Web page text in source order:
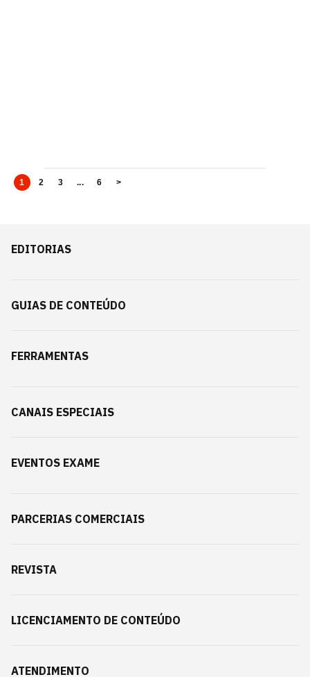
1 2 3 ... 6 >
EDITORIAS
GUIAS DE CONTEÚDO
FERRAMENTAS
CANAIS ESPECIAIS
EVENTOS EXAME
PARCERIAS COMERCIAIS
REVISTA
LICENCIAMENTO DE CONTEÚDO
ATENDIMENTO